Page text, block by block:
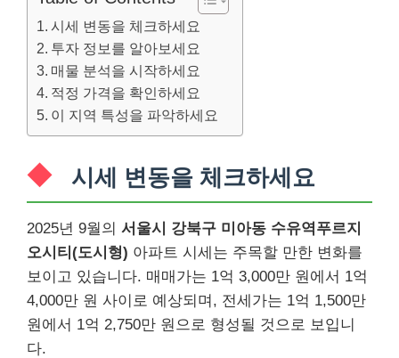
시세 변동을 체크하세요
투자 정보를 알아보세요
매물 분석을 시작하세요
적정 가격을 확인하세요
이 지역 특성을 파악하세요
시세 변동을 체크하세요
2025년 9월의 서울시 강북구 미아동 수유역푸르지
오시티(도시형) 아파트 시세는 주목할 만한 변화를
보이고 있습니다. 매매가는 1억 3,000만 원에서 1억
4,000만 원 사이로 예상되며, 전세가는 1억 1,500만
원에서 1억 2,750만 원으로 형성될 것으로 보입니
다.